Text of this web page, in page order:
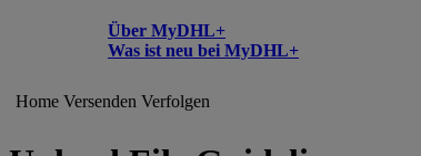
Über MyDHL+
Was ist neu bei MyDHL+
Home Versenden Verfolgen